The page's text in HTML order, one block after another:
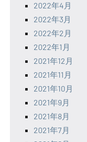
2022年4月
2022年3月
2022年2月
2022年1月
2021年12月
2021年11月
2021年10月
2021年9月
2021年8月
2021年7月